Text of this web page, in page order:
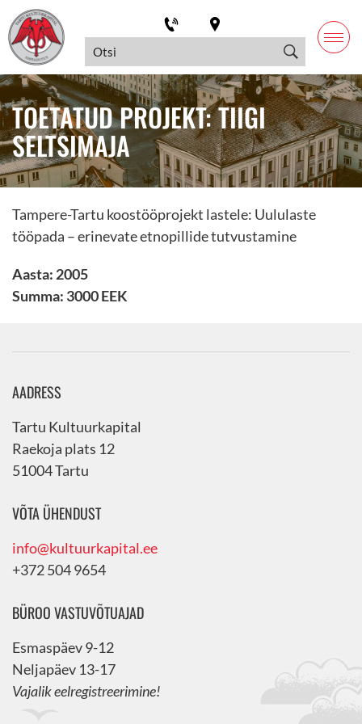
TOETATUD PROJEKT: TIIGI
SELTSIMAJA
Tampere-Tartu koostööprojekt lastele: Uululaste
tööpada – erinevate etnopillide tutvustamine
Aasta: 2005
Summa: 3000 EEK
AADRESS
Tartu Kultuurkapital
Raekoja plats 12
51004 Tartu
VÕTA ÜHENDUST
info@kultuurkapital.ee
+372 504 9654
BÜROO VASTUVÕTUAJAD
Esmaspäev 9-12
Neljapäev 13-17
Vajalik eelregistreerimine!